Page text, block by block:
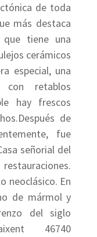
de toda
más destaca
tiene una
cerámicos
especial, una
con retablos
hay frescos
de
fue
señorial del
neoclásico. En
de mármol y
del siglo
 46740